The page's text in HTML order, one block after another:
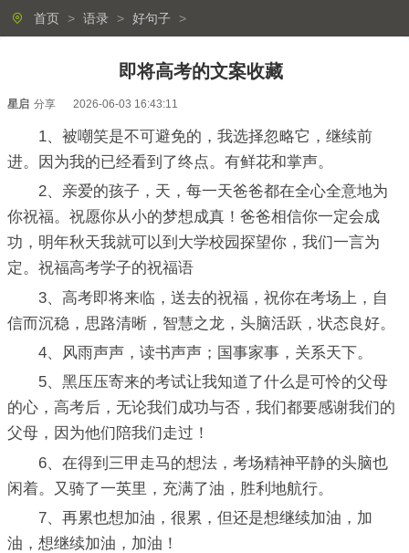
首页 > 语录 > 好句子 >
即将高考的文案收藏
星启 分享 2026-06-03 16:43:11
1、被嘲笑是不可避免的，我选择忽略它，继续前
进。因为我的已经看到了终点。有鲜花和掌声。
2、亲爱的孩子，天，每一天爸爸都在全心全意地为
你祝福。祝愿你从小的梦想成真！爸爸相信你一定会成
功，明年秋天我就可以到大学校园探望你，我们一言为
定。祝福高考学子的祝福语
3、高考即将来临，送去的祝福，祝你在考场上，自
信而沉稳，思路清晰，智慧之龙，头脑活跃，状态良好。
4、风雨声声，读书声声；国事家事，关系天下。
5、黑压压寄来的考试让我知道了什么是可怜的父母
的心，高考后，无论我们成功与否，我们都要感谢我们的
父母，因为他们陪我们走过！
6、在得到三甲走马的想法，考场精神平静的头脑也
闲着。又骑了一英里，充满了油，胜利地航行。
7、再累也想加油，很累，但还是想继续加油，加
油，想继续加油，加油！